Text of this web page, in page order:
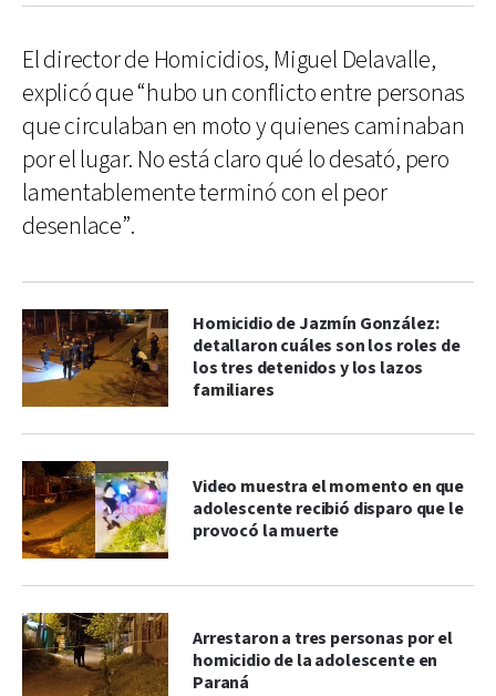
El director de Homicidios, Miguel Delavalle,
explicó que “hubo un conflicto entre personas
que circulaban en moto y quienes caminaban
por el lugar. No está claro qué lo desató, pero
lamentablemente terminó con el peor
desenlace”.
Homicidio de Jazmín González:
detallaron cuáles son los roles de
los tres detenidos y los lazos
familiares
Video muestra el momento en que
adolescente recibió disparo que le
provocó la muerte
Arrestaron a tres personas por el
homicidio de la adolescente en
Paraná